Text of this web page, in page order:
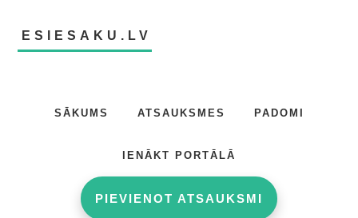
main
footerESIESAKU.LV
SĀKUMS ATSAUKSMES PADOMI
IENĀKT PORTĀLĀ
PIEVIENOT ATSAUKSMI